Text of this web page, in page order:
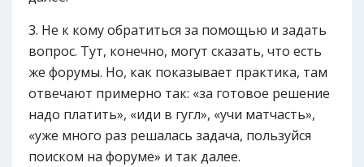
Не к кому обратиться за помощью и задать
вопрос. Тут, конечно, могут сказать, что есть
же форумы. Но, как показывает практика, там
отвечают примерно так: «за готовое решение
надо платить», «иди в гугл», «учи матчасть»,
«уже много раз решалась задача, пользуйся
поиском на форуме» и так далее.